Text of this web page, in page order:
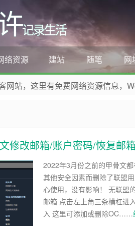
记录生活
络资源 建站 随笔 网
网站，这里有免费网络资源信息，
修改邮箱/账户密码/恢复邮
2022年3月份之前的甲骨文
其他安全因素而删除了联盟
心使用，没有影响！ 无联盟
邮箱 点击左上角三条横杠进
入 这里可添加或删除OC……